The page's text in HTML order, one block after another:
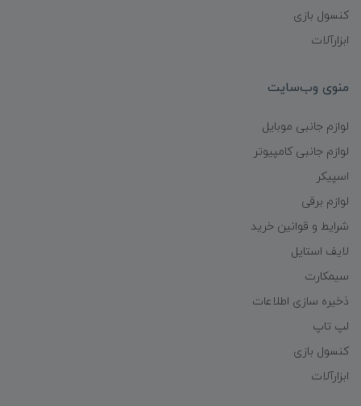
کنسول بازی
ابزارآلات
منوی وب‌سایت
لوازم جانبی موبایل
لوازم جانبی کامپیوتر
اسپیکر
لوازم برقی
شرایط و قوانین خرید
لایف استایل
سیمکارت
ذخیره سازی اطلاعات
لپ تاپ
کنسول بازی
ابزارآلات